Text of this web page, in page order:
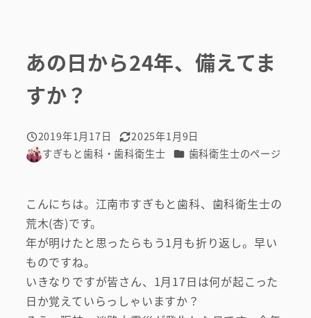
あの日から24年、備えてま
すか？
投稿日
2019年1月17日
更新日
2025年1月9日
著
すぎもと歯科・歯科衛生士 カテゴリー
歯科衛生士のページ
こんにちは。江南市すぎもと歯科、歯科衛生士の
荒木(杏)です。
年が明けたと思ったらもう1月も折り返し。早い
ものですね。
いきなりですが皆さん、1月17日は何が起こった
日か覚えていらっしゃいますか？